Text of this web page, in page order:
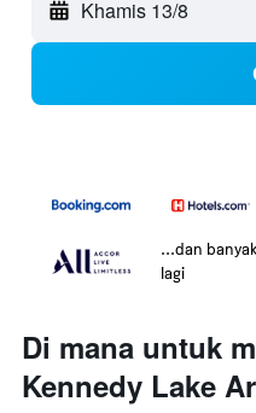
Khamis 13/8
...dan banyak
lagi
Di mana untuk
Kennedy Lake